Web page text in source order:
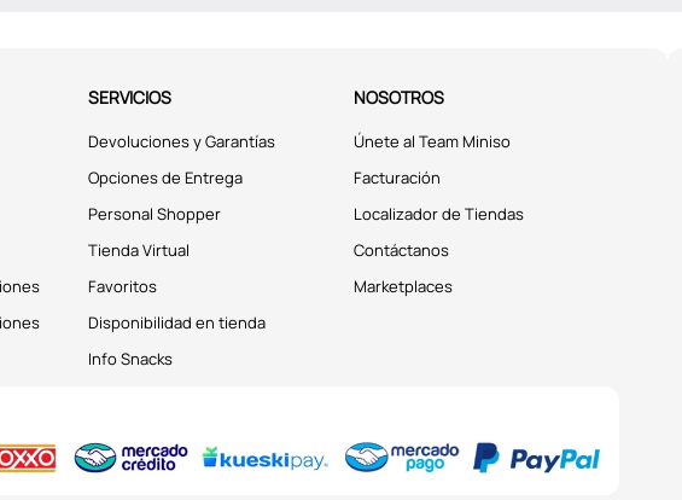
SERVICIOS
Devoluciones y Garantías
Opciones de Entrega
Personal Shopper
Tienda Virtual
Favoritos
Disponibilidad en tienda
Info Snacks
NOSOTROS
Únete al Team Miniso
Facturación
Localizador de Tiendas
Contáctanos
Marketplaces